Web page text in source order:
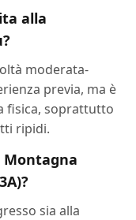
alla
moderata-
previa, ma è
fisica, soprattutto
ripidi.
Montagna
sia alla